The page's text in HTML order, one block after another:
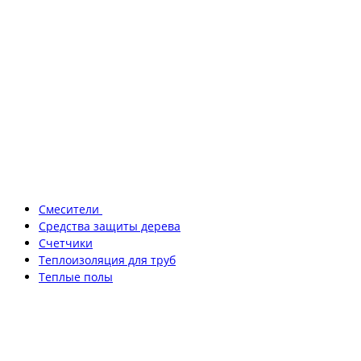
Смесители
Средства защиты дерева
Счетчики
Теплоизоляция для труб
Теплые полы